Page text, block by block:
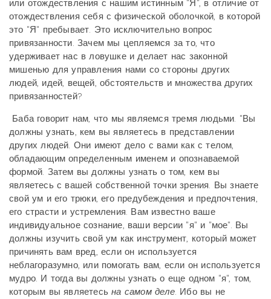
или отождествления с нашим истинным "Я", в отличие от
отождествления себя с физической оболочкой, в которой
это "Я" пребывает. Это исключительно вопрос
привязанности. Зачем мы цепляемся за то, что
удерживает нас в ловушке и делает нас законной
мишенью для управления нами со стороны других
людей, идей, вещей, обстоятельств и множества других
привязанностей?
Баба говорит нам, что мы являемся тремя людьми. "Вы
должны узнать, кем вы являетесь в представлении
других людей. Они имеют дело с вами как с телом,
обладающим определенным именем и опознаваемой
формой. Затем вы должны узнать о том, кем вы
являетесь с вашей собственной точки зрения. Вы знаете
свой ум и его трюки, его предубеждения и предпочтения,
его страсти и устремления. Вам известно ваше
индивидуальное сознание, ваши версии "я" и "мое". Вы
должны изучить свой ум как инструмент, который может
причинять вам вред, если он используется
неблагоразумно, или помогать вам, если он используется
мудро. И тогда вы должны узнать о еще одном "я", том,
которым вы являетесьна самом деле. Ибо вы не